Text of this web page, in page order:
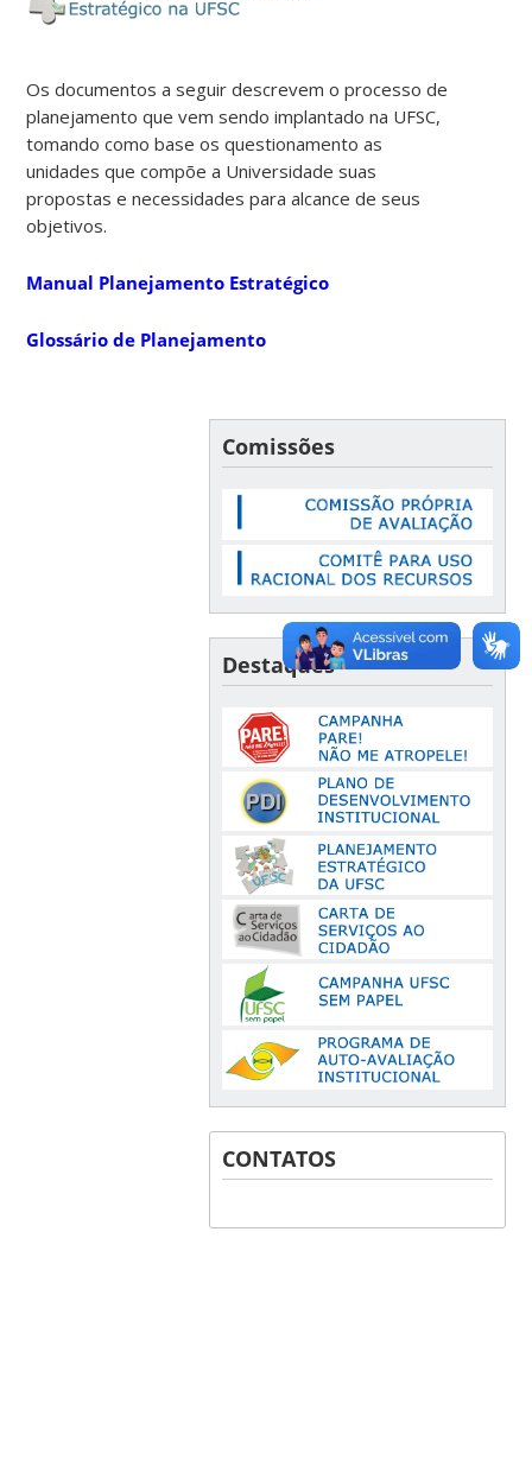
Os documentos a seguir descrevem o processo de
planejamento que vem sendo implantado na UFSC,
tomando como base os questionamento as
unidades que compõe a Universidade suas
propostas e necessidades para alcance de seus
objetivos.
Manual Planejamento Estratégico
Glossário de Planejamento
Comissões
Destaques
CONTATOS